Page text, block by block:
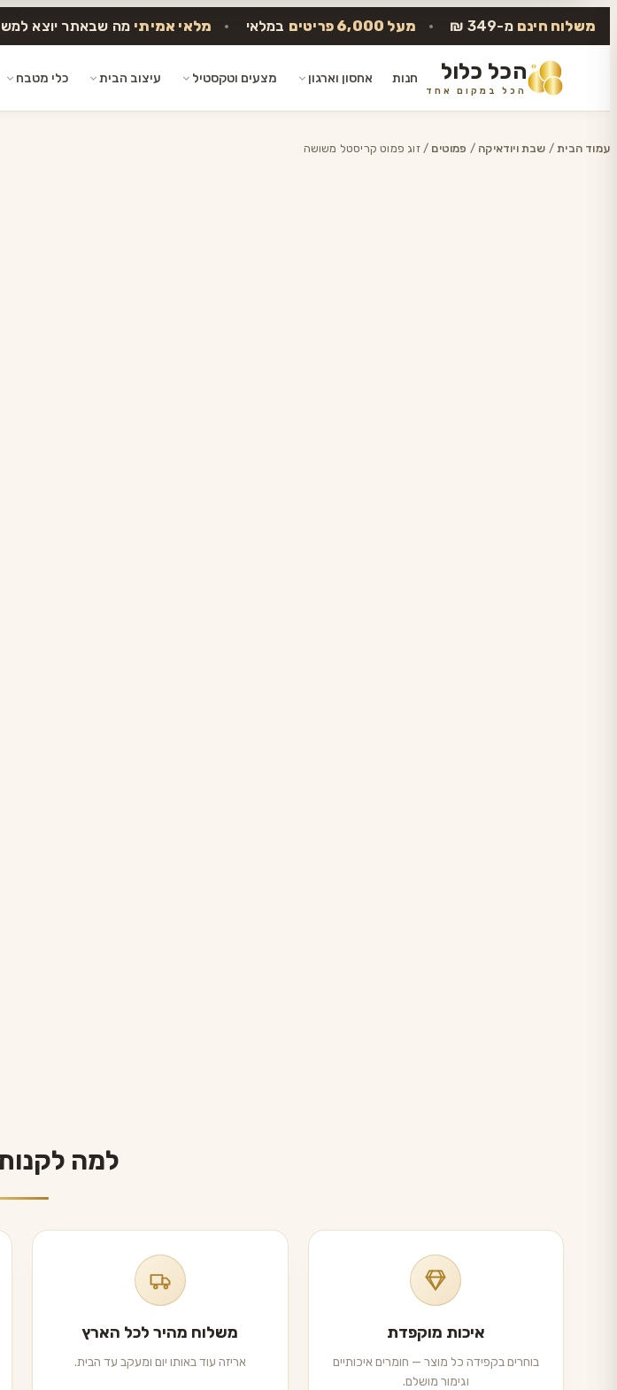
משלוח חינם מ-349 ₪ • מעל 6,000 פריטים במלאי • מלאי אמיתי מה שבאתר יוצא
הכל כלול
הכל במקום אחד
חנות אחסון וארגון מצעים וטקסטיל עיצוב הבית כלי מטבח
עמוד הבית/ שבת ויודאיקה / פמוטים / זוג פמוט קריסטל משושה
למה
איכות מוקפדת
בוחרים בקפידה כל מוצר — חומרים איכותיים
וגימור מושלם.
משלוח מהיר לכל הארץ
אריזה עוד באותו יום ומעקב עד הבית.